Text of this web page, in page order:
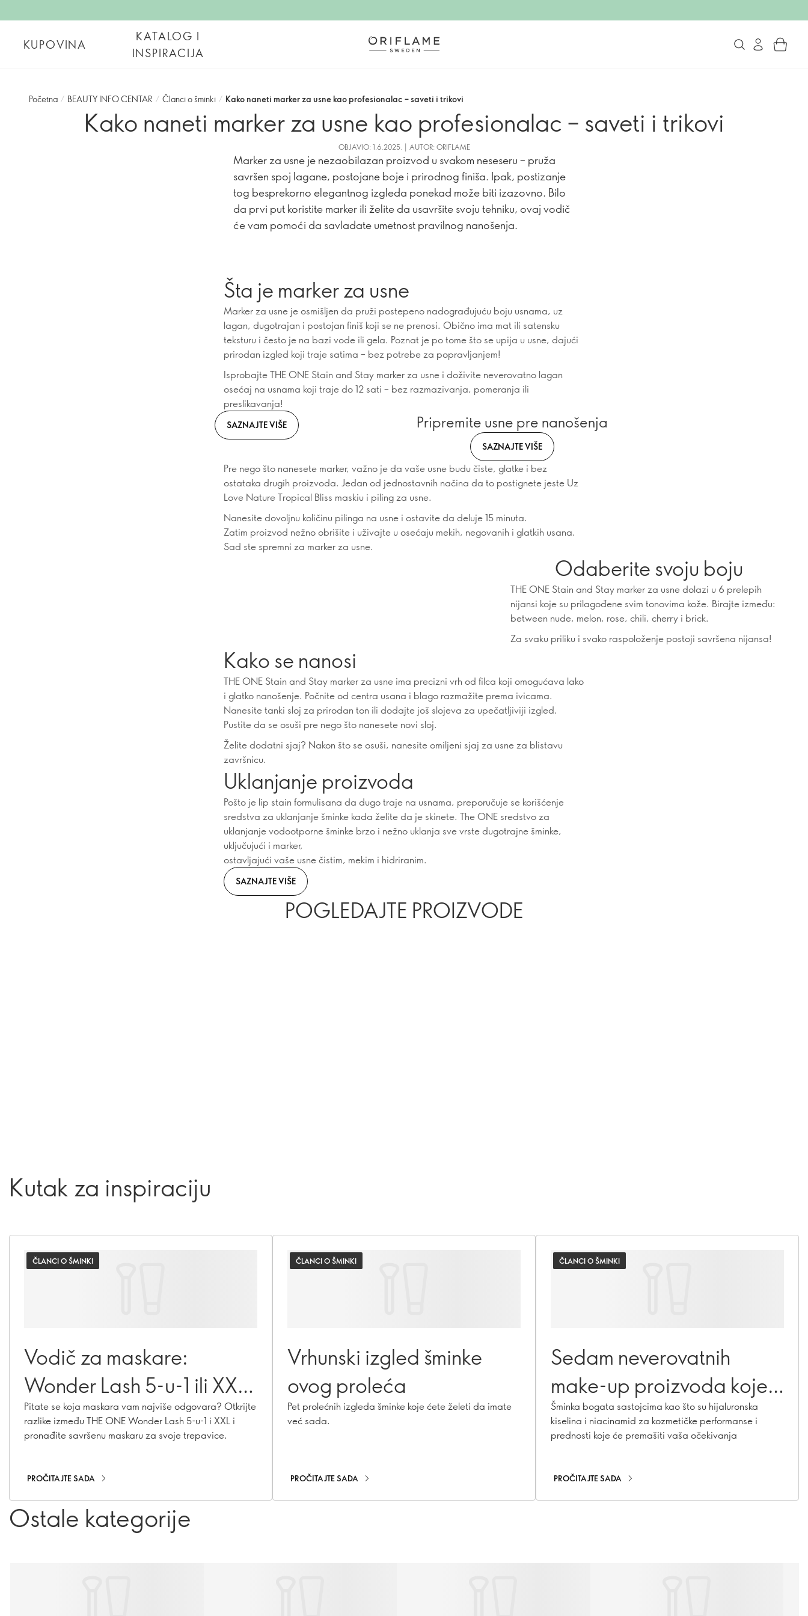
KUPOVINA
KATALOG I
INSPIRACIJA
Početna / BEAUTY INFO CENTAR / Članci o šminki / Kako naneti marker za usne kao profesionalac – saveti i trikovi
Kako naneti marker za usne kao profesionalac – saveti i trikovi
OBJAVIO: 1.6.2025. | AUTOR: ORIFLAME
Marker za usne je nezaobilazan proizvod u svakom neseseru – pruža
savršen spoj lagane, postojane boje i prirodnog finiša. Ipak, postizanje
tog besprekorno elegantnog izgleda ponekad može biti izazovno. Bilo
da prvi put koristite marker ili želite da usavršite svoju tehniku, ovaj vodič
će vam pomoći da savladate umetnost pravilnog nanošenja.
Šta je marker za usne
Marker za usne je osmišljen da pruži postepeno nadograđujuću boju usnama, uz
lagan, dugotrajan i postojan finiš koji se ne prenosi. Obično ima mat ili satensku
teksturu i često je na bazi vode ili gela. Poznat je po tome što se upija u usne, dajući
prirodan izgled koji traje satima – bez potrebe za popravljanjem!
Isprobajte THE ONE Stain and Stay marker za usne i doživite neverovatno lagan
osećaj na usnama koji traje do 12 sati – bez razmazivanja, pomeranja ili
preslikavanja!
SAZNAJTE VIŠE Pripremite usne pre nanošenja
SAZNAJTE VIŠE
Pre nego što nanesete marker, važno je da vaše usne budu čiste, glatke i bez
ostataka drugih proizvoda. Jedan od jednostavnih načina da to postignete jeste Uz
Love Nature Tropical Bliss maskiu i piling za usne.
Nanesite dovoljnu količinu pilinga na usne i ostavite da deluje 15 minuta.
Zatim proizvod nežno obrišite i uživajte u osećaju mekih, negovanih i glatkih usana.
Sad ste spremni za marker za usne.
Odaberite svoju boju
THE ONE Stain and Stay marker za usne dolazi u 6 prelepih
nijansi koje su prilagođene svim tonovima kože. Birajte između:
between nude, melon, rose, chili, cherry i brick.
Za svaku priliku i svako raspoloženje postoji savršena nijansa!
Kako se nanosi
THE ONE Stain and Stay marker za usne ima precizni vrh od filca koji omogućava lako
i glatko nanošenje. Počnite od centra usana i blago razmažite prema ivicama.
Nanesite tanki sloj za prirodan ton ili dodajte još slojeva za upečatljiviji izgled.
Pustite da se osuši pre nego što nanesete novi sloj.
Želite dodatni sjaj? Nakon što se osuši, nanesite omiljeni sjaj za usne za blistavu
završnicu.
Uklanjanje proizvoda
Pošto je lip stain formulisana da dugo traje na usnama, preporučuje se korišćenje
sredstva za uklanjanje šminke kada želite da je skinete. The ONE sredstvo za
uklanjanje vodootporne šminke brzo i nežno uklanja sve vrste dugotrajne šminke,
uključujući i marker,
ostavljajući vaše usne čistim, mekim i hidriranim.
SAZNAJTE VIŠE
POGLEDAJTE PROIZVODE
Kutak za inspiraciju
ČLANCI O ŠMINKI
Vodič za maskare:
Wonder Lash 5-u-1 ili XXL
– koja je prava za vas?
Pitate se koja maskara vam najviše odgovara? Otkrijte
razlike između THE ONE Wonder Lash 5-u-1 i XXL i
pronađite savršenu maskaru za svoje trepavice.
PROČITAJTE SADA
ČLANCI O ŠMINKI
Vrhunski izgled šminke
ovog proleća
Pet prolećnih izgleda šminke koje ćete želeti da imate
već sada.
PROČITAJTE SADA
ČLANCI O ŠMINKI
Sedam neverovatnih
make-up proizvoda koje
treba da isprobate
odmah
Šminka bogata sastojcima kao što su hijaluronska
kiselina i niacinamid za kozmetičke performanse i
prednosti koje će premašiti vaša očekivanja
PROČITAJTE SADA
Ostale kategorije